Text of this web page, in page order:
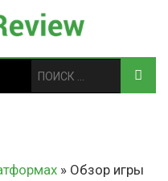
» Обзор игры